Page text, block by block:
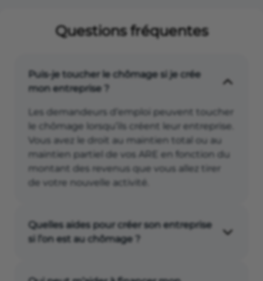
Questions fréquentes
Puis-je toucher le chômage si je crée
mon entreprise ?
Les demandeurs d’emploi peuvent toucher
le chômage lorsqu’ils créent leur entreprise.
Vous avez le droit au maintien total ou au
maintien partiel de vos ARE en fonction du
montant des revenus que vous allez tirer
de votre nouvelle activité.
Quelles aides pour créer son entreprise
si l’on est au chômage ?
entreprise en vous faisant bénéficier du